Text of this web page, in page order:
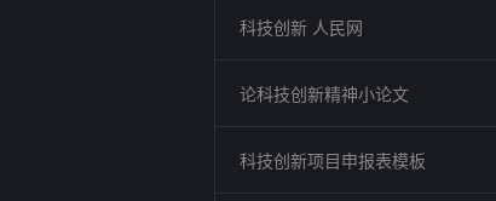
科技创新 人民网
论科技创新精神小论文
科技创新项目申报表模板